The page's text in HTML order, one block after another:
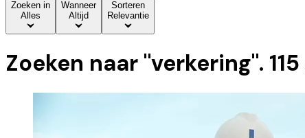
Zoeken in
Alles
Wanneer
Altijd
Sorteren
Relevantie
Zoeken naar "verkering". 115